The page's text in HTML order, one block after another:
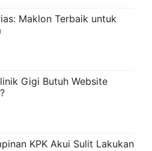
Maklon Terbaik untuk
Gigi Butuh Website
KPK Akui Sulit Lakukan